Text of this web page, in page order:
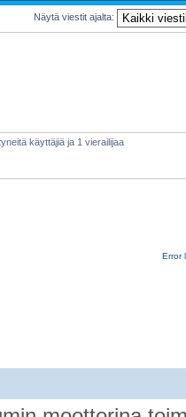
Näytä viestit ajalta:
käyttäjiä ja 1 vierailijaa
Error